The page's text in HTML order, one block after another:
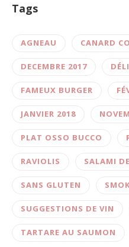
Tags
AGNEAU CANARD
DECEMBRE 2017
FAMEUX BURGER
JANVIER 2018
PLAT OSSO BUCCO
RAVIOLIS SALAMI
SANS GLUTEN
SUGGESTIONS DE VIN
TARTARE AU SAUMON